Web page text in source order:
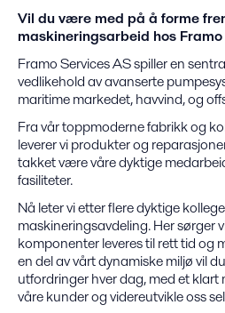
Vil du være med på å forme
maskineringsarbeid hos
Framo Services AS spiller en
vedlikehold av avanserte
maritime markedet, havvind, og
Fra vår toppmoderne fabrikk og
leverer vi produkter og
takket være våre dyktige
fasiliteter.
Nå leter vi etter flere dyktige
maskineringsavdeling. Her sørger
komponenter leveres til rett tid og
en del av vårt dynamiske miljø vil
utfordringer hver dag, med et klart
våre kunder og videreutvikle oss